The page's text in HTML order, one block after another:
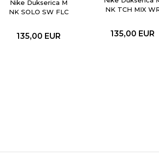
Nike Dukserica M
NK SOLO SW FLC
135,00 EUR
NK TCH MIX
135,00 EUR